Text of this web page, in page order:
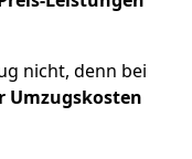
nicht, denn bei
Umzugskosten